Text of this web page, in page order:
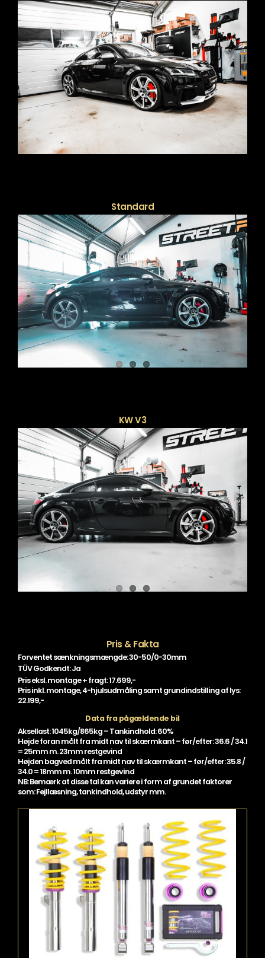
Standard
KW V3
Pris & Fakta
Forventet sænkningsmængde: 30-50/0-30mm
TÜV Godkendt: Ja
Pris eksl. montage + fragt: 17.699,-
Pris inkl. montage, 4-hjulsudmåling samt grundindstilling af lys:
22.199,-
Data fra pågældende bil
Aksellast: 1045kg/865kg – Tankindhold: 60%
Højde foran målt fra midt nav til skærmkant – før/efter: 36.6 / 34.1
= 25mm m. 23mm restgevind
Højden bagved målt fra midt nav til skærmkant – før/efter: 35.8 /
34.0 = 18mm m. 10mm restgevind
NB: Bemærk at disse tal kan variere i form af grundet faktorer
som: Fejllæsning, tankindhold, udstyr mm.